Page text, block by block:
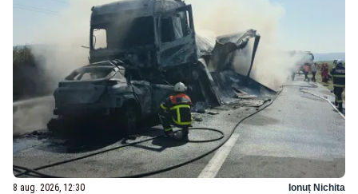
8 aug. 2026, 12:30 Ionuț Nichita